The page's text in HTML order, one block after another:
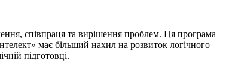
співпраця та вирішення проблем. Ця програма
має більший нахил на розвиток логічного
підготовці.